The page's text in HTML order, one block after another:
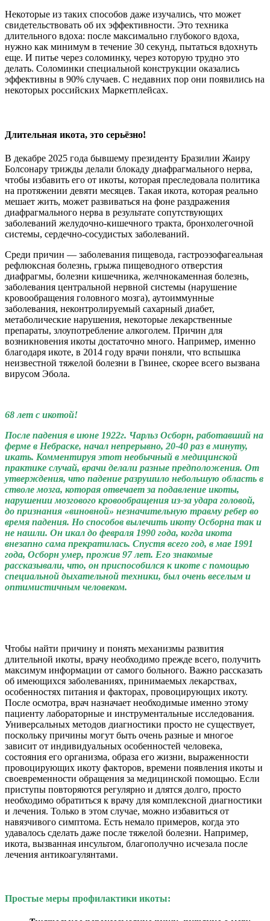
Некоторые из таких способов даже изучались, что может
свидетельствовать об их эффективности. Это техника
длительного вдоха: после максимально глубокого вдоха,
нужно как минимум в течение 30 секунд, пытаться вдохнуть
еще. И питье через соломинку, через которую трудно это
делать. Соломинки специальной конструкции оказались
эффективны в 90% случаев. С недавних пор они появились на
некоторых российских Маркетплейсах.
Длительная икота, это серьёзно!
В декабре 2025 года бывшему президенту Бразилии Жаиру
Болсонару трижды делали блокаду диафрагмального нерва,
чтобы избавить его от икоты, которая преследовала политика
на протяжении девяти месяцев. Такая икота, которая реально
мешает жить, может развиваться на фоне раздражения
диафрагмального нерва в результате сопутствующих
заболеваний желудочно-кишечного тракта, бронхолегочной
системы, сердечно-сосудистых заболеваний.
Среди причин — заболевания пищевода, гастроэзофагеальная
рефлюксная болезнь, грыжа пищеводного отверстия
диафрагмы, болезни кишечника, желчнокаменная болезнь,
заболевания центральной нервной системы (нарушение
кровообращения головного мозга), аутоиммунные
заболевания, неконтролируемый сахарный диабет,
метаболические нарушения, некоторые лекарственные
препараты, злоупотребление алкоголем. Причин для
возникновения икоты достаточно много. Например, именно
благодаря икоте, в 2014 году врачи поняли, что вспышка
неизвестной тяжелой болезни в Гвинее, скорее всего вызвана
вирусом Эбола.
68 лет с икотой!
После падения в июне 1922г. Чарльз Осборн, работавший на
ферме в Небраске, начал непрерывно, 20-40 раз в минуту,
икать. Комментируя этот необычный в медицинской
практике случай, врачи делали разные предположения. От
утверждения, что падение разрушило небольшую область в
стволе мозга, которая отвечает за подавление икоты,
нарушении мозгового кровообращения из-за удара головой,
до признания «виновной» незначительную травму ребер во
время падения. Но способов вылечить икоту Осборна так и
не нашли. Он икал до февраля 1990 года, когда икота
внезапно сама прекратилась. Спустя всего год, в мае 1991
года, Осборн умер, прожив 97 лет. Его знакомые
рассказывали, что, он приспособился к икоте с помощью
специальной дыхательной техники, был очень веселым и
оптимистичным человеком.
Чтобы найти причину и понять механизмы развития
длительной икоты, врачу необходимо прежде всего, получить
максимум информации от самого больного. Важно рассказать
об имеющихся заболеваниях, принимаемых лекарствах,
особенностях питания и факторах, провоцирующих икоту.
После осмотра, врач назначает необходимые именно этому
пациенту лабораторные и инструментальные исследования.
Универсальных методов диагностики просто не существует,
поскольку причины могут быть очень разные и многое
зависит от индивидуальных особенностей человека,
состояния его организма, образа его жизни, выраженности
провоцирующих икоту факторов, времени появления икоты и
своевременности обращения за медицинской помощью. Если
приступы повторяются регулярно и длятся долго, просто
необходимо обратиться к врачу для комплексной диагностики
и лечения. Только в этом случае, можно избавиться от
навязчивого симптома. Есть немало примеров, когда это
удавалось сделать даже после тяжелой болезни. Например,
икота, вызванная инсультом, благополучно исчезала после
лечения антикоагулянтами.
Простые меры профилактики икоты: